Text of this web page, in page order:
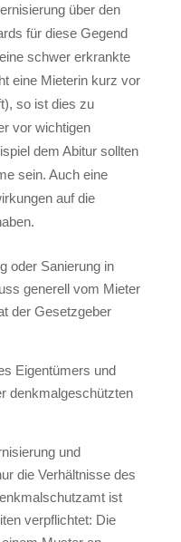
über den
für diese Gegend
schwer erkrankte
eine Mieterin kurz vor
so ist dies zu
vor wichtigen
dem Abitur sollten
sein. Auch eine
auf die
oder Sanierung in
generell vom Mieter
der Gesetzgeber
Eigentümers und
denkmalgeschützten
und
die Verhältnisse des
ist
verpflichtet: Die